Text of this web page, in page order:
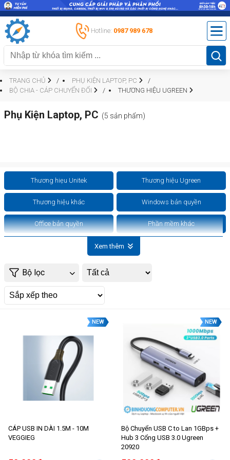
Hotline: 0987 989 678
TRANG CHỦ
PHỤ KIỆN LAPTOP, PC
BỘ CHIA - CÁP CHUYỂN ĐỔI
THƯƠNG HIỆU UGREEN
Phụ Kiện Laptop, PC (5 sản phẩm)
Thương hiẹu Unitek Thương hiệu Ugreen
Thương hiệu khác Windows bản quyền
Office bản quyền Phần mềm khác
Xem thêm
Bộ lọc
NEW
CÁP USB IN DÀI 1.5M - 10M
VEGGIEG
NEW
Bộ Chuyển USB C to Lan 1GBps +
Hub 3 Cổng USB 3.0 Ugreen
20920